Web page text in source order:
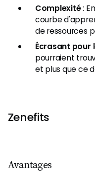
Complexité:
courbe
de ressources
Écrasant pour
pourraient
et plus que ce
Zenefits
Avantages